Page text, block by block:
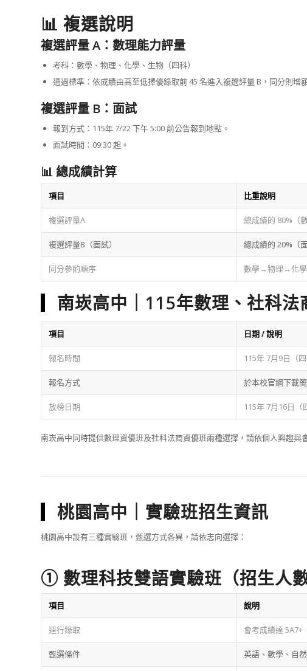
📊 複選說明
複選評量 A：數理能力評量
考科：數學、物理、化學、生物（四科）
通過標準：依成績由高至低擇優錄取前 45 名進入複選評量 B，同分則增
複選評量 B：面試
報到方式：115年 7/22 下午 5:00 前公告報到地點。
面試時間：09:30 起。
📊 總成績計算
項目 比重說明
複選評量A 總成績的 80%（
複選評量B（面試） 總成績的 20%（
同分參酌順序 數學→物理→化
南崁高中｜115年數理、社科法
項目 日期 / 說明
報名時間 115年 7月9日（
報名方式 於本校官網下載
放榜日期 115年 7月16日（
南崁高中同時提供數理資優班及社科法商資優班兩種選擇，請依個人興趣與
桃園高中｜實驗班招生資訊
桃園高中設有三種實驗班，甄選方式各異，請依志向選擇：
① 數理科技雙語實驗班（招生人數
項目 說明
逕行錄取 會考成績達 5A7+
甄選條件 英語、數學、自